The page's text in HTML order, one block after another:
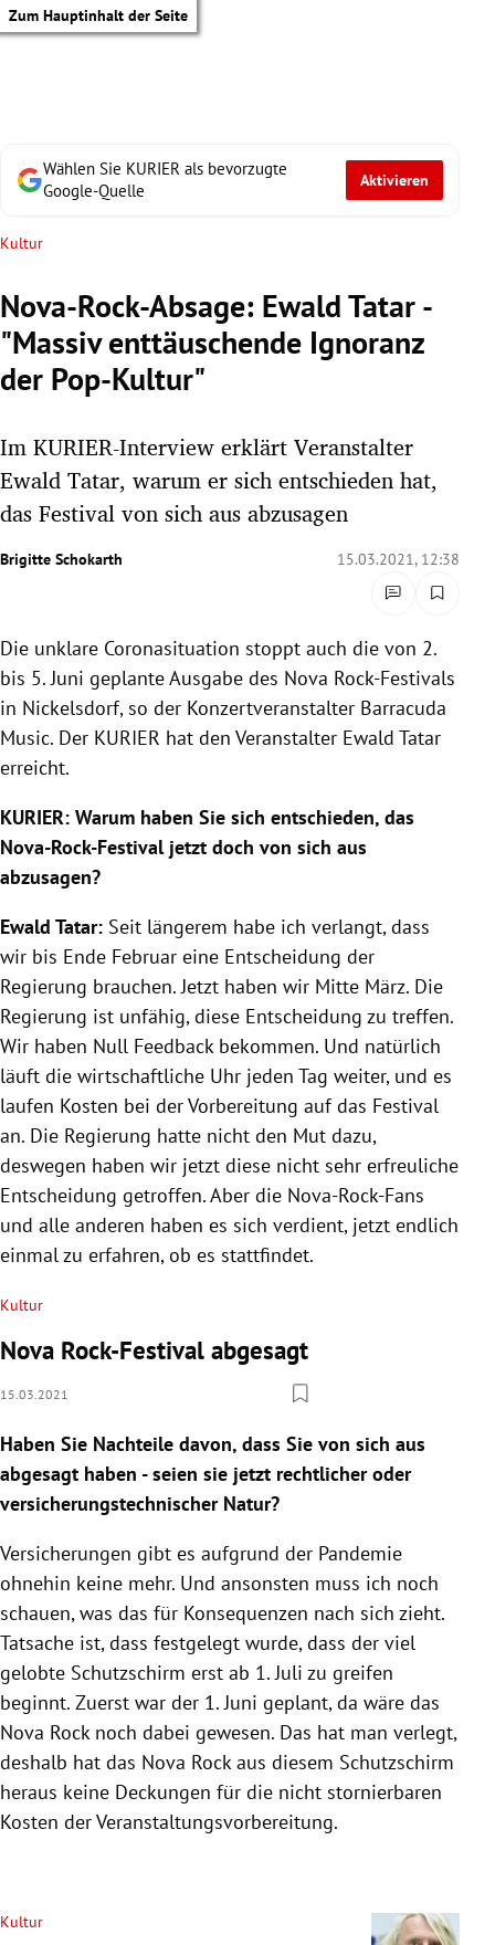
Zum Hauptinhalt der Seite
Untermenü
Untermenü
Untermenü
Untermenü
Untermenü
Untermenü
Wählen Sie KURIER als bevorzugte
Google-Quelle
Aktivieren
Kultur
Nova-Rock-Absage: Ewald Tatar -
"Massiv enttäuschende Ignoranz
der Pop-Kultur"
Im KURIER-Interview erklärt Veranstalter
Ewald Tatar, warum er sich entschieden hat,
das Festival von sich aus abzusagen
Brigitte Schokarth 15.03.2021, 12:38
Die unklare Coronasituation stoppt auch die von 2.
bis 5. Juni geplante Ausgabe des Nova Rock-Festivals
in Nickelsdorf, so der Konzertveranstalter Barracuda
Music. Der KURIER hat den Veranstalter Ewald Tatar
erreicht.
KURIER: Warum haben Sie sich entschieden, das
Nova-Rock-Festival jetzt doch von sich aus
abzusagen?
Ewald Tatar: Seit längerem habe ich verlangt, dass
wir bis Ende Februar eine Entscheidung der
Regierung brauchen. Jetzt haben wir Mitte März. Die
Regierung ist unfähig, diese Entscheidung zu treffen.
Wir haben Null Feedback bekommen. Und natürlich
läuft die wirtschaftliche Uhr jeden Tag weiter, und es
laufen Kosten bei der Vorbereitung auf das Festival
an. Die Regierung hatte nicht den Mut dazu,
deswegen haben wir jetzt diese nicht sehr erfreuliche
Entscheidung getroffen. Aber die Nova-Rock-Fans
und alle anderen haben es sich verdient, jetzt endlich
einmal zu erfahren, ob es stattfindet.
Kultur
Nova Rock-Festival abgesagt
15.03.2021
Haben Sie Nachteile davon, dass Sie von sich aus
abgesagt haben - seien sie jetzt rechtlicher oder
versicherungstechnischer Natur?
Versicherungen gibt es aufgrund der Pandemie
ohnehin keine mehr. Und ansonsten muss ich noch
schauen, was das für Konsequenzen nach sich zieht.
Tatsache ist, dass festgelegt wurde, dass der viel
gelobte Schutzschirm erst ab 1. Juli zu greifen
beginnt. Zuerst war der 1. Juni geplant, da wäre das
Nova Rock noch dabei gewesen. Das hat man verlegt,
deshalb hat das Nova Rock aus diesem Schutzschirm
heraus keine Deckungen für die nicht stornierbaren
Kosten der Veranstaltungsvorbereitung.
Kultur